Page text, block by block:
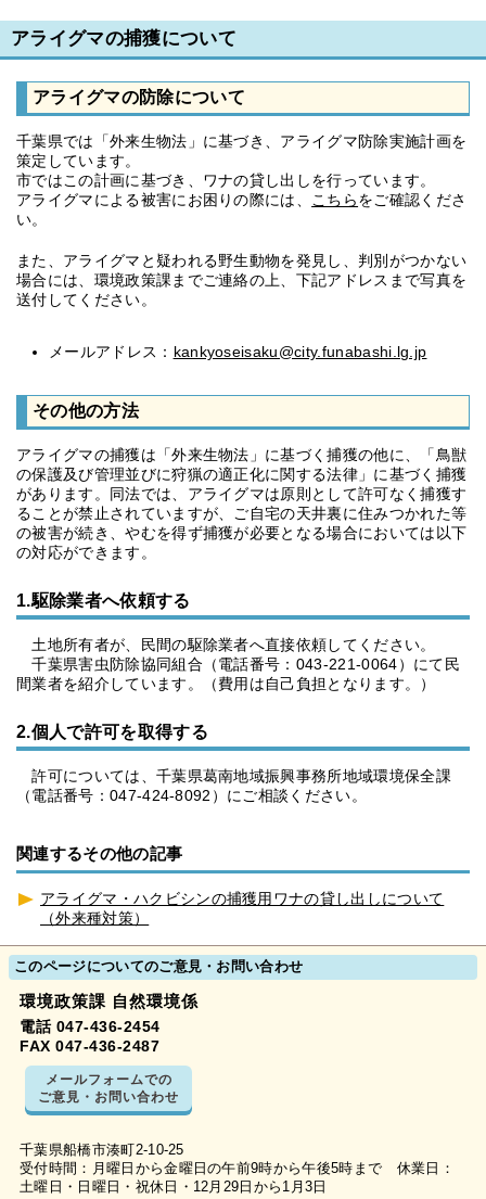
アライグマの捕獲について
アライグマの防除について
千葉県では「外来生物法」に基づき、アライグマ防除実施計画を
策定しています。
市ではこの計画に基づき、ワナの貸し出しを行っています。
アライグマによる被害にお困りの際には、
こちらをご確認くださ
い。
また、アライグマと疑われる野生動物を発見し、判別がつかない
場合には、環境政策課までご連絡の上、下記アドレスまで写真を
送付してください。
メールアドレス： kankyoseisaku@city.funabashi.lg.jp
その他の方法
アライグマの捕獲は「外来生物法」に基づく捕獲の他に、「鳥獣
の保護及び管理並びに狩猟の適正化に関する法律」に基づく捕獲
があります。同法では、アライグマは原則として許可なく捕獲す
ることが禁止されていますが、ご自宅の天井裏に住みつかれた等
の被害が続き、やむを得ず捕獲が必要となる場合においては以下
の対応ができます。
1.駆除業者へ依頼する
土地所有者が、民間の駆除業者へ直接依頼してください。
千葉県害虫防除協同組合（電話番号：043-221-0064）にて民
間業者を紹介しています。（費用は自己負担となります。）
2.個人で許可を取得する
許可については、千葉県葛南地域振興事務所地域環境保全課
（電話番号：047-424-8092）にご相談ください。
関連するその他の記事
アライグマ・ハクビシンの捕獲用ワナの貸し出しについて
（外来種対策）
このページについてのご意見・お問い合わせ
環境政策課 自然環境係
電話 047-436-2454
FAX 047-436-2487
メールフォームでの
ご意見・お問い合わせ
千葉県船橋市湊町2-10-25
受付時間：月曜日から金曜日の午前9時から午後5時まで 休業日：
土曜日・日曜日・祝休日・12月29日から1月3日